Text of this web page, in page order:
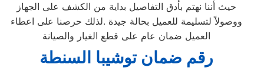
حيث أننا نهتم بأدق التفاصيل بداية من الكشف على الجهاز
ووصولاً لتسليمة للعميل بحالة جيدة .لذلك حرصنا على اعطاء
العميل ضمان عام على قطع الغيار والصيانة
رقم ضمان توشيبا السنطة